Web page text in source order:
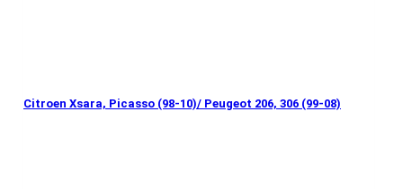
Citroen Xsara, Picasso (98-10)/ Peugeot 206, 306 (99-08)